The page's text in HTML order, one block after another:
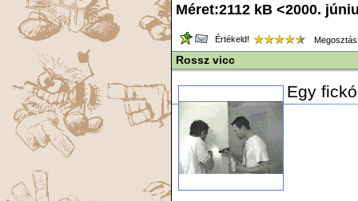
Méret:2112 kB <2000.
Értékeld!
Rossz vicc
Egy